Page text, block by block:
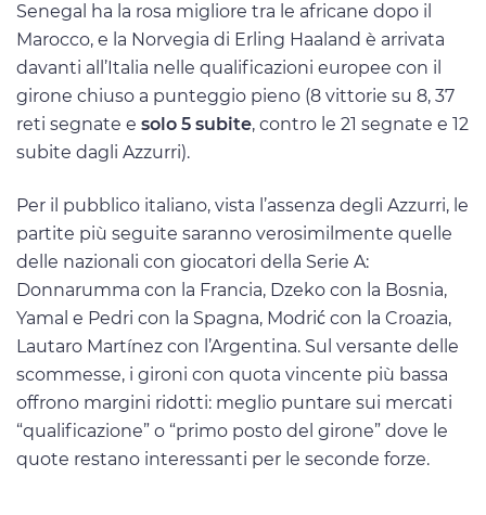
Senegal ha la rosa migliore tra le africane dopo il
Marocco, e la Norvegia di Erling Haaland è arrivata
davanti all’Italia nelle qualificazioni europee con il
girone chiuso a punteggio pieno (8 vittorie su 8, 37
reti segnate e solo 5 subite, contro le 21 segnate e 12
subite dagli Azzurri).
Per il pubblico italiano, vista l’assenza degli Azzurri, le
partite più seguite saranno verosimilmente quelle
delle nazionali con giocatori della Serie A:
Donnarumma con la Francia, Dzeko con la Bosnia,
Yamal e Pedri con la Spagna, Modrić con la Croazia,
Lautaro Martínez con l’Argentina. Sul versante delle
scommesse, i gironi con quota vincente più bassa
offrono margini ridotti: meglio puntare sui mercati
“qualificazione” o “primo posto del girone” dove le
quote restano interessanti per le seconde forze.